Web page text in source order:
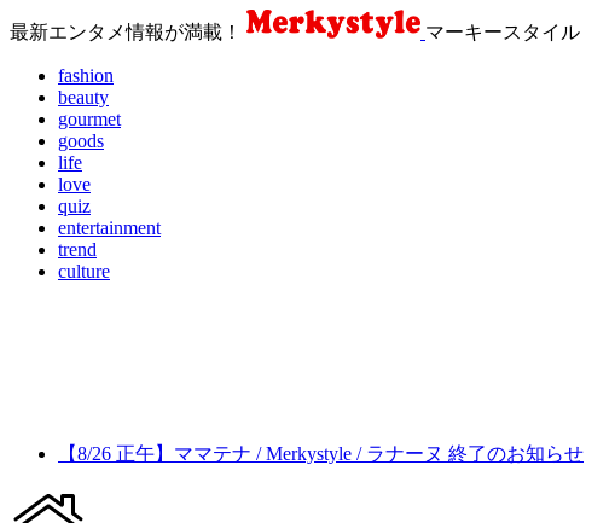
最新エンタメ情報が満載！ マーキースタイル
fashion
beauty
gourmet
goods
life
love
quiz
entertainment
trend
culture
【8/26 正午】ママテナ / Merkystyle / ラナーヌ 終了のお知らせ